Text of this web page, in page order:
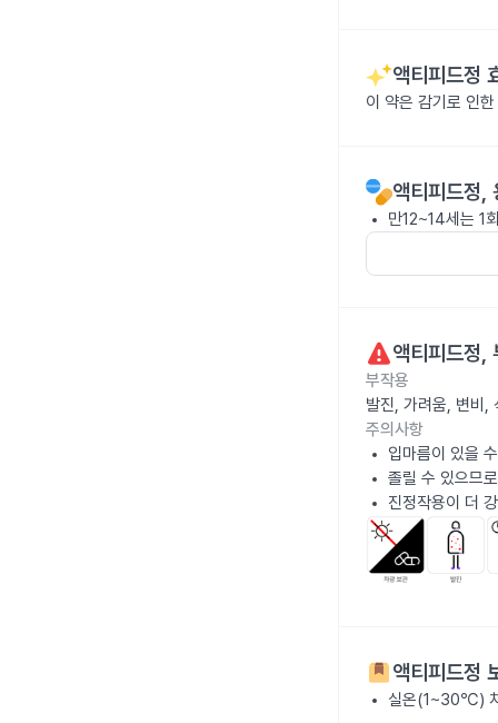
액티피드정
이 약은 감기로 인
액티피드정,
만12~14세는 1
액티피드정,
부작용
발진, 가려움, 변비,
주의사항
입마름이 있을
졸릴 수 있으므
진정작용이 더
액티피드정
실온(1~30℃)